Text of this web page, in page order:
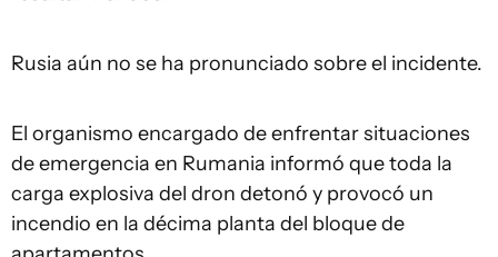
Rusia aún no se ha pronunciado sobre el incidente.
El organismo encargado de enfrentar situaciones
de emergencia en Rumania informó que toda la
carga explosiva del dron detonó y provocó un
incendio en la décima planta del bloque de